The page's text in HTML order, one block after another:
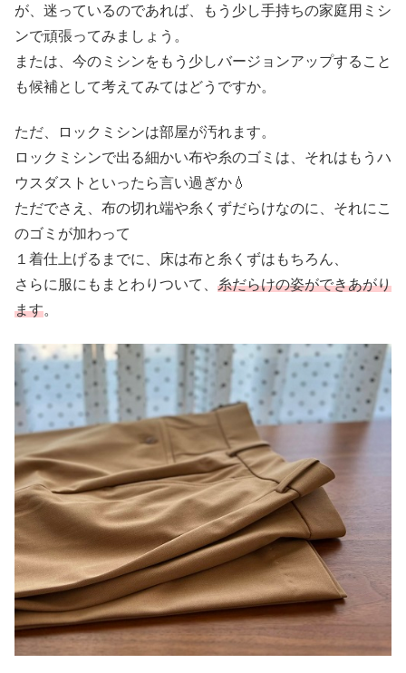
が、迷っているのであれば、もう少し手持ちの家庭用ミシ
ンで頑張ってみましょう。
または、今のミシンをもう少しバージョンアップすること
も候補として考えてみてはどうですか。
ただ、ロックミシンは部屋が汚れます。
ロックミシンで出る細かい布や糸のゴミは、それはもうハ
ウスダストといったら言い過ぎか💧
ただでさえ、布の切れ端や糸くずだらけなのに、それにこ
のゴミが加わって
１着仕上げるまでに、床は布と糸くずはもちろん、
さらに服にもまとわりついて、 糸だらけの姿ができあがり
ます。